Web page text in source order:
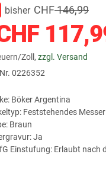
Zoll, zzgl. Versand
bisher CHF146,99
0226352
Böker Argentina
Feststehendes Messer
Braun
Ja
Einstufung: Erlaubt nach